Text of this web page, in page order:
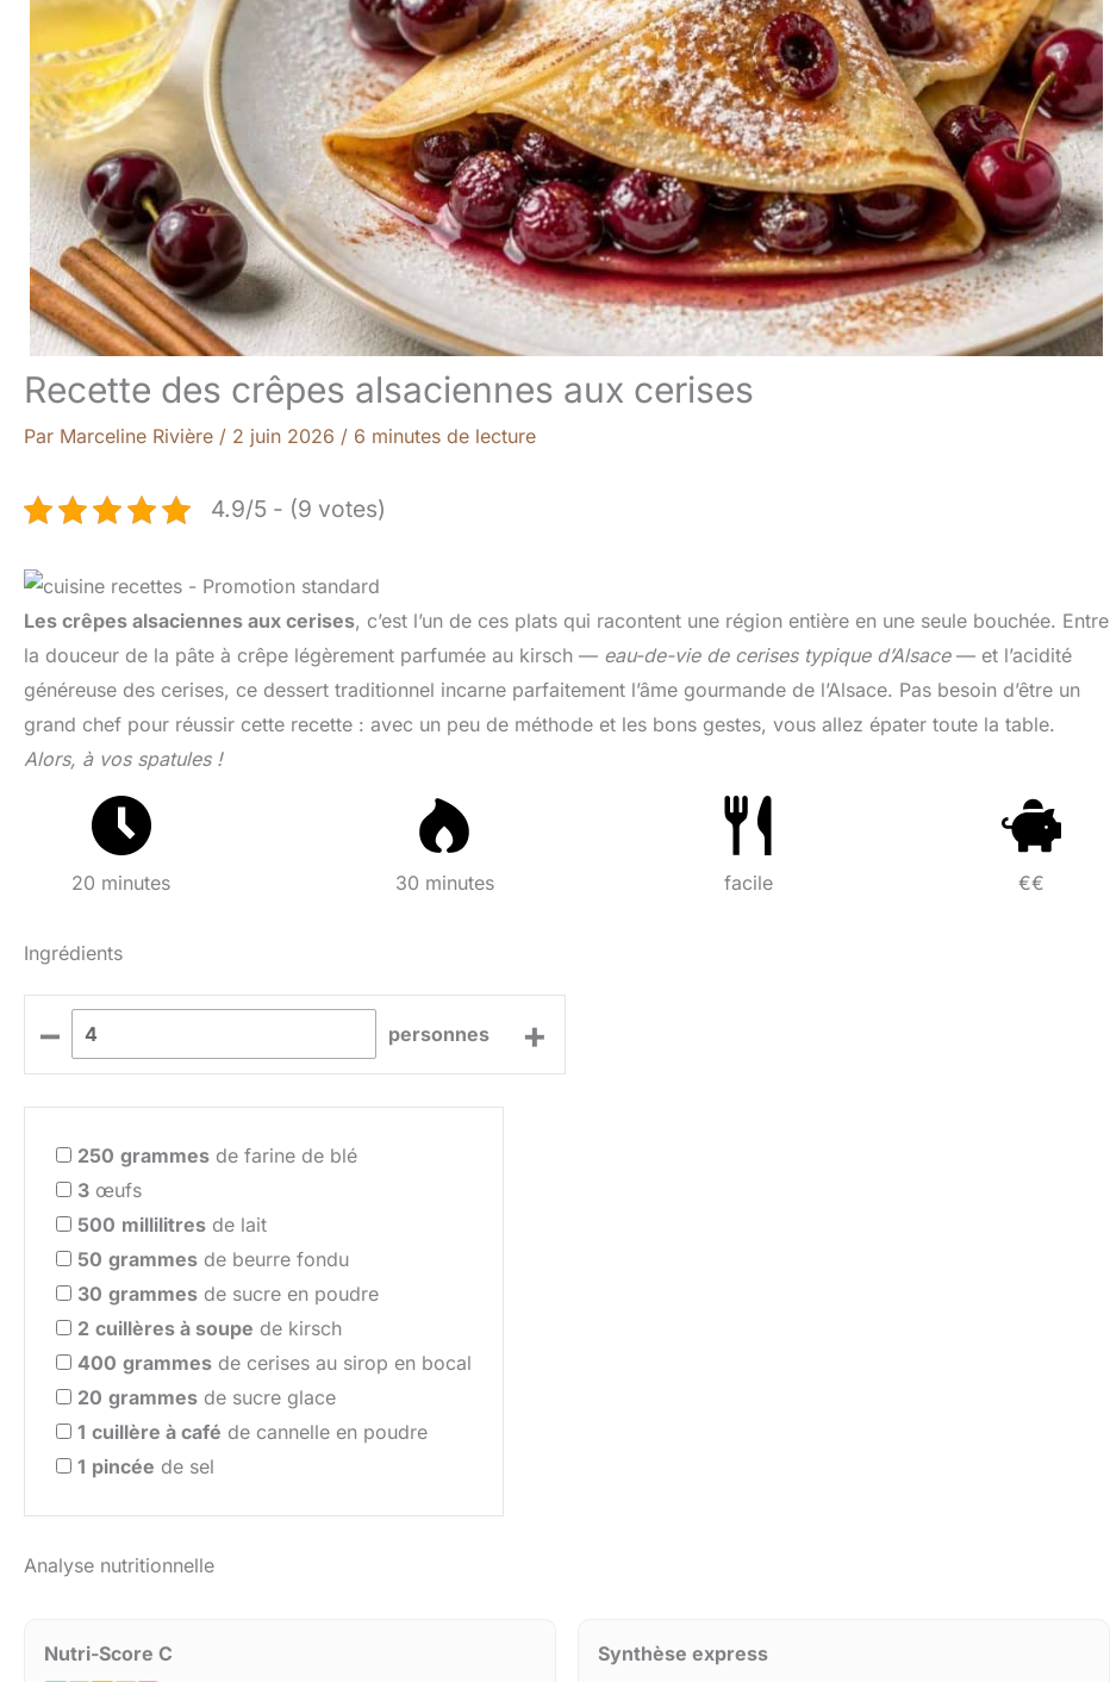
Recette des crêpes alsaciennes aux cerises
Par Marceline Rivière / 2 juin 2026 / 6 minutes de lecture
4.9/5 - (9 votes)
Les crêpes alsaciennes aux cerises, c’est l’un de ces plats qui racontent une région entière en une seule bouchée. Entre
la douceur de la pâte à crêpe légèrement parfumée au kirsch — eau-de-vie de cerises typique d’Alsace— et l’acidité
généreuse des cerises, ce dessert traditionnel incarne parfaitement l’âme gourmande de l’Alsace. Pas besoin d’être un
grand chef pour réussir cette recette : avec un peu de méthode et les bons gestes, vous allez épater toute la table.
Alors, à vos spatules !
20 minutes 30 minutes facile €€
Ingrédients
– personnes +
250 grammes de farine de blé
3 œufs
500 millilitres de lait
50 grammes de beurre fondu
30 grammes de sucre en poudre
2 cuillères à soupe de kirsch
400 grammes de cerises au sirop en bocal
20 grammes de sucre glace
1 cuillère à café de cannelle en poudre
1 pincée de sel
Analyse nutritionnelle
Nutri-Score C Synthèse express